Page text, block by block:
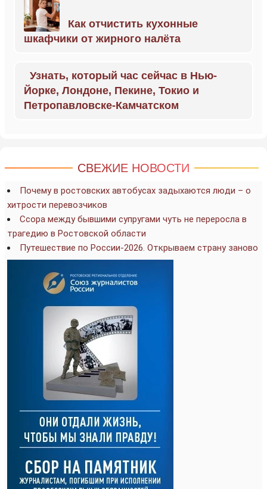
Как отчистить кухонные
шкафчики от жирного налёта
Узнать, который час сейчас в Нью-
Йорке, Лондоне, Пекине, Токио и
Петропавловске-Камчатском
СВЕЖИЕ НОВОСТИ
Почему в ростовских автобусах задыхаются люди – о
хитрости перевозчиков
Ссора между бывшими супругами чуть не переросла в
трагедию в Ростовской области
Путешествие по России-2026. Открываем страну заново